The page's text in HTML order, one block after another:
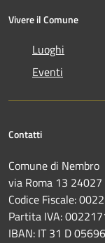
Vivere il Comune
Luoghi
Eventi
Contatti
Comune di Nembro
via Roma 13 24027
Codice Fiscale:
Partita IVA:
IBAN: IT 31 D